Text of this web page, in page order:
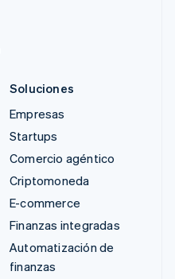
Soluciones
Empresas
Startups
Comercio agéntico
Criptomoneda
E-commerce
Finanzas integradas
Automatización de
finanzas